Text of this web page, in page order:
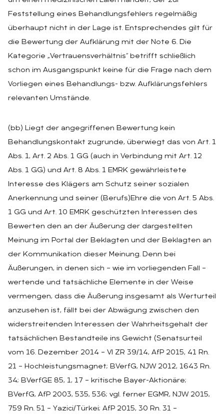
Feststellung eines Behandlungsfehlers regelmäßig
überhaupt nicht in der Lage ist. Entsprechendes gilt für
die Bewertung der Aufklärung mit der Note 6. Die
Kategorie „Vertrauensverhältnis“ betrifft schließlich
schon im Ausgangspunkt keine für die Frage nach dem
Vorliegen eines Behandlungs- bzw. Aufklärungsfehlers
relevanten Umstände.
(bb) Liegt der angegriffenen Bewertung kein
Behandlungskontakt zugrunde, überwiegt das von Art. 1
Abs. 1, Art. 2 Abs. 1 GG (auch in Verbindung mit Art. 12
Abs. 1 GG) und Art. 8 Abs. 1 EMRK gewährleistete
Interesse des Klägers am Schutz seiner sozialen
Anerkennung und seiner (Berufs)Ehre die von Art. 5 Abs.
1 GG und Art. 10 EMRK geschützten Interessen des
Bewerten den an der Äußerung der dargestellten
Meinung im Portal der Beklagten und der Beklagten an
der Kommunikation dieser Meinung. Denn bei
Äußerungen, in denen sich – wie im vorliegenden Fall –
wertende und tatsächliche Elemente in der Weise
vermengen, dass die Äußerung insgesamt als Werturteil
anzusehen ist, fällt bei der Abwägung zwischen den
widerstreitenden Interessen der Wahrheitsgehalt der
tatsächlichen Bestandteile ins Gewicht (Senatsurteil
vom 16. Dezember 2014 – VI ZR 39/14, AfP 2015, 41 Rn.
21 – Hochleistungsmagnet; BVerfG, NJW 2012, 1643 Rn.
34; BVerfGE 85, 1, 17 – kritische Bayer-Aktionäre;
BVerfG, AfP 2003, 535, 536; vgl. ferner EGMR, NJW 2015,
759 Rn. 51 – Yazici/Türkei; AfP 2015, 30 Rn. 31 –